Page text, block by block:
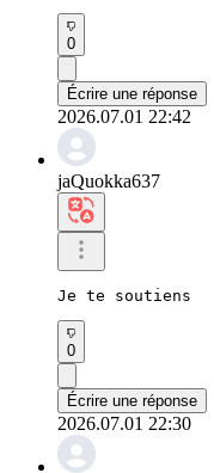
0
Écrire une réponse
2026.07.01 22:42
jaQuokka637
Je te soutiens
0
Écrire une réponse
2026.07.01 22:30